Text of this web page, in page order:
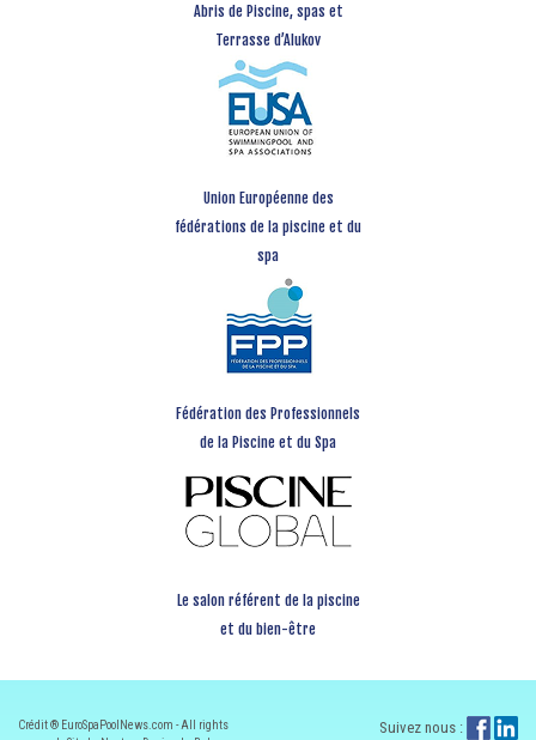
Abris de Piscine, spas et
Terrasse d’Alukov
Union Européenne des
fédérations de la piscine et du
spa
Fédération des Professionnels
de la Piscine et du Spa
Le salon référent de la piscine
et du bien-être
Crédit ® EuroSpaPoolNews.com - All rights
Suivez nous :